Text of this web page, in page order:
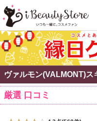
ヴァルモン(VALMONT)
厳選 口コミ